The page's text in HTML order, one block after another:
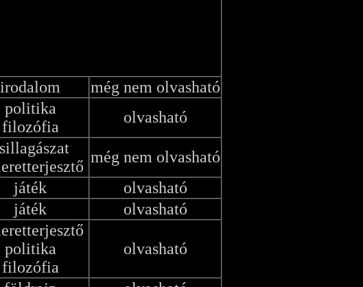
irodalom
még nem olvasható
politika
filozófia
olvasható
még nem olvasható
játék
olvasható
játék olvasható
politika
filozófia
olvasható